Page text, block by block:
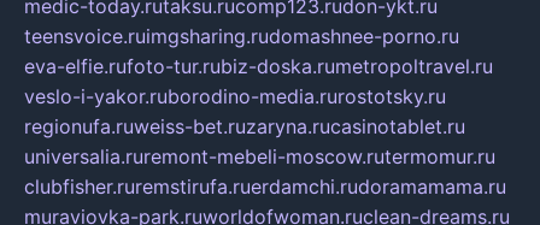
medic-today.rutaksu.rucomp123.rudon-ykt.ru
teensvoice.ruimgsharing.rudomashnee-porno.ru
eva-elfie.rufoto-tur.rubiz-doska.rumetropoltravel.ru
veslo-i-yakor.ruborodino-media.rurostotsky.ru
regionufa.ruweiss-bet.ruzaryna.rucasinotablet.ru
universalia.ruremont-mebeli-moscow.rutermomur.ru
clubfisher.ruremstirufa.ruerdamchi.rudoramamama.ru
muraviovka-park.ruworldofwoman.ruclean-dreams.ru